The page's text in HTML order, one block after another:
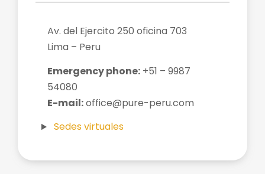
Av. del Ejercito 250 oficina 703
Lima – Peru
Emergency phone: +51 – 9987
54080
E-mail:office@pure-peru.com
Sedes virtuales